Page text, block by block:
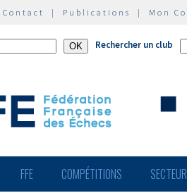
Contact | Publications | Mon
Rechercher un club
FFE COMPÉTITIONS